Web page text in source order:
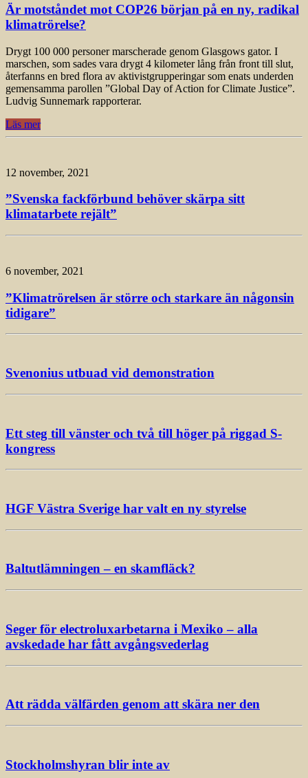
Är motståndet mot COP26 början på en ny, radikal
klimatrörelse?
Drygt 100 000 personer marscherade genom Glasgows gator. I
marschen, som sades vara drygt 4 kilometer lång från front till slut,
återfanns en bred flora av aktivistgrupperingar som enats underden
gemensamma parollen ”Global Day of Action for Climate Justice”.
Ludvig Sunnemark rapporterar.
Läs mer
12 november, 2021
”Svenska fackförbund behöver skärpa sitt
klimatarbete rejält”
6 november, 2021
”Klimatrörelsen är större och starkare än någonsin
tidigare”
Svenonius utbuad vid demonstration
Ett steg till vänster och två till höger på riggad S-
kongress
HGF Västra Sverige har valt en ny styrelse
Baltutlämningen – en skamfläck?
Seger för electroluxarbetarna i Mexiko – alla
avskedade har fått avgångsvederlag
Att rädda välfärden genom att skära ner den
Stockholmshyran blir inte av